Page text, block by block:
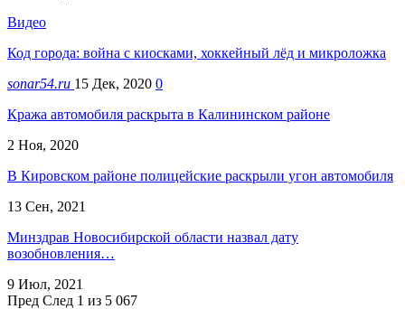
Видео
Код города: война с киосками, хоккейный лёд и микроложка
sonar54.ru 15 Дек, 2020 0
Кража автомобиля раскрыта в Калининском районе
2 Ноя, 2020
В Кировском районе полицейские раскрыли угон автомобиля
13 Сен, 2021
Минздрав Новосибирской области назвал дату
возобновления…
9 Июл, 2021
Пред След 1 из 5 067